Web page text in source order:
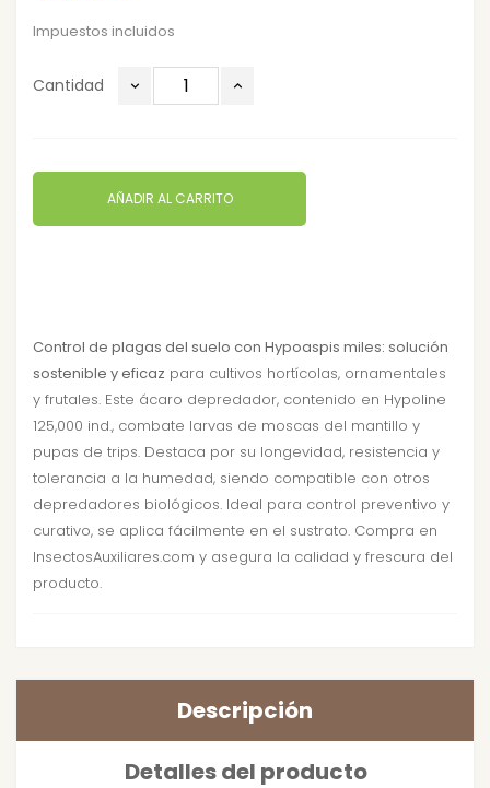
Impuestos incluidos
Cantidad
AÑADIR AL CARRITO
Control de plagas del suelo con Hypoaspis miles: solución
sostenible y eficaz para cultivos hortícolas, ornamentales
y frutales. Este ácaro depredador, contenido en Hypoline
125,000 ind., combate larvas de moscas del mantillo y
pupas de trips. Destaca por su longevidad, resistencia y
tolerancia a la humedad, siendo compatible con otros
depredadores biológicos. Ideal para control preventivo y
curativo, se aplica fácilmente en el sustrato. Compra en
InsectosAuxiliares.com y asegura la calidad y frescura del
producto.
Descripción
Detalles del producto